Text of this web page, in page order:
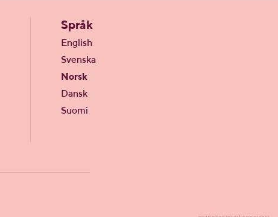
Språk
English
Svenska
Norsk
Dansk
Suomi